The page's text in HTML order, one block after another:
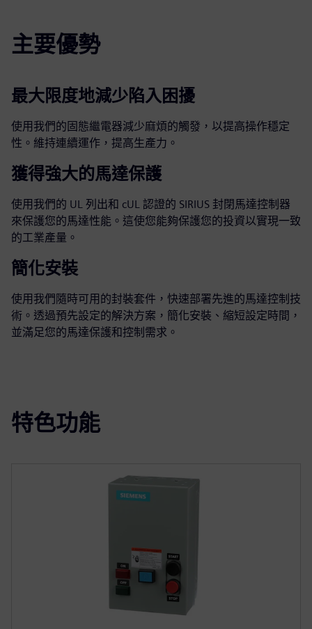
主要優勢
最大限度地減少陷入困擾
使用我們的固態繼電器減少麻煩的觸發，以提高操作穩定
性。維持連續運作，提高生產力。
獲得強大的馬達保護
使用我們的 UL 列出和 cUL 認證的 SIRIUS 封閉馬達控制器
來保護您的馬達性能。這使您能夠保護您的投資以實現一致
的工業產量。
簡化安裝
使用我們隨時可用的封裝套件，快速部署先進的馬達控制技
術。透過預先設定的解決方案，簡化安裝、縮短設定時間，
並滿足您的馬達保護和控制需求。
特色功能